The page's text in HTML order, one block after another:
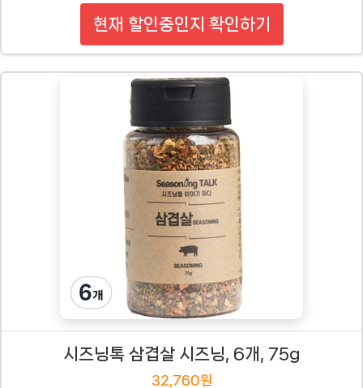
현재 할인중인지 확인하기
시즈닝톡 삼겹살 시즈닝, 6개, 75g
32,760원